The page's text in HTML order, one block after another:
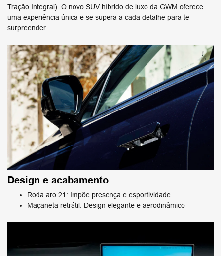
Tração Integral). O novo SUV híbrido de luxo da ​GWM oferece
uma experiência única e se supera a cada detalhe para te
surpreender.
Design e acabamento
Roda aro 21: Impõe presença e esportividade
Maçaneta retrátil: Design elegante e aerodinâmico